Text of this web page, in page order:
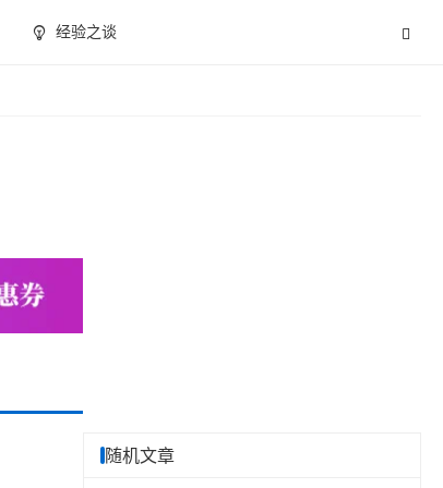
经验之谈
随机文章